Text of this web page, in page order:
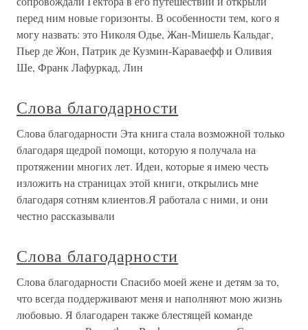
перед ним новые горизонты. В особенности тем, кого я
могу назвать: это Николя Одье, Жан-Мишель Кальдаг,
Пьер де Жон, Патрик де Кузмин-Караваефф и Оливия
Ше, Франк Лафуркад, Лин
Слова благодарности
Слова благодарности Эта книга стала возможной только
благодаря щедрой помощи, которую я получала на
протяжении многих лет. Идеи, которые я имею честь
изложить на страницах этой книги, открылись мне
благодаря сотням клиентов.Я работала с ними, и они
честно рассказывали
Слова благодарности
Слова благодарности Спасибо моей жене и детям за то,
что всегда поддерживают меня и наполняют мою жизнь
любовью. Я благодарен также блестящей команде